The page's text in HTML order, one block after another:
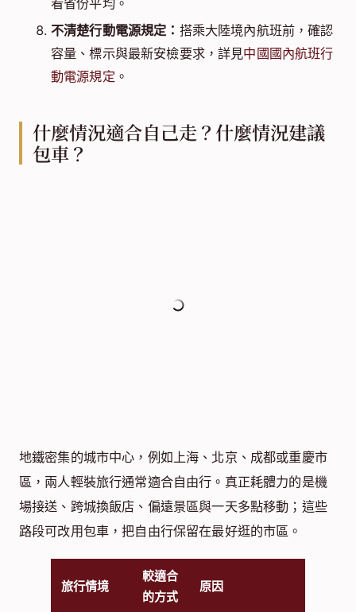
不清楚行動電源規定： 搭乘大陸境內航班前，確認
容量、標示與最新安檢要求，詳見中國國內航班行
動電源規定 。
什麼情況適合自己走？什麼情況建議
包車？
地鐵密集的城市中心，例如上海、北京、成都或重慶市
區，兩人輕裝旅行通常適合自由行。真正耗體力的是機
場接送、跨城換飯店、偏遠景區與一天多點移動；這些
路段可改用包車，把自由行保留在最好逛的市區。
旅行情境
較適合
的方式
原因